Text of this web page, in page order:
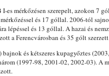
mérkőzésen szerepelt, azokon 7
és 17 góllal. 2006-tól
lépéssel és 13 góllal. A hazai és
a Ferencvárosban és 35 gólt
és kétszeres kupagyőztes
(1997-98, 2001-02, 2002-03). A